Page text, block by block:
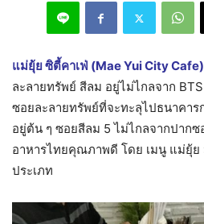
แม่ยุ้ย ซิตี้คาเฟ่ (Mae Yui City Cafe)
ละลายทรัพย์ สีลม อยู่ไม่ไกลจาก
ซอยละลายทรัพย์ที่จะทะลุไปธนาคาร
อยู่ต้น ๆ ซอยสีลม 5 ไม่ไกลจากปาก
อาหารไทยคุณภาพดี โดย เมนู แม่ยุ้ย
ประเภท